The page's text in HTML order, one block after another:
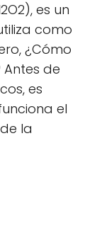
es un
como
¿Cómo
de
es
el
la